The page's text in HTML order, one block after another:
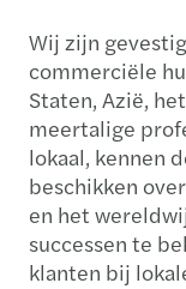
Wij zijn
commerciële
Staten, Azië,
meertalige
lokaal, kennen
beschikken
en het
successen te
klanten bij